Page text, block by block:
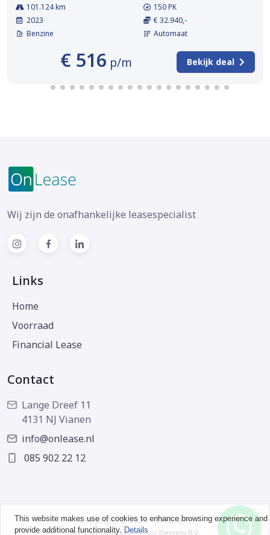
101.124 km
2023
Benzine
150 PK
€ 32.940,-
Automaat
€ 516 p/m Bekijk deal
Wij zijn de onafhankelijke leasespecialist
Links
Home
Voorraad
Financial Lease
Contact
Lange Dreef 11
4131 NJ Vianen
info@onlease.nl
085 902 22 12
Copyright © 2026 - OnLease
Website ontwikkeld door Flentem B.V.
This website makes use of cookies to enhance browsing experience and
provide additional functionality. Details